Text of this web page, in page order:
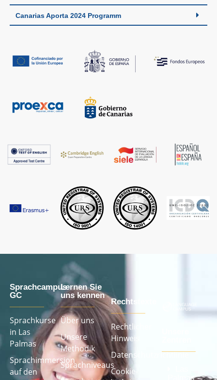
Canarias Aporta 2024 Programm
Sprachcampus
GC
Sprachkurse
in Las
Palmas
Sprachimmersion
auf den
Lernen Sie
uns kennen
Über uns
Unsere
Methodik
Sprachniveaus
Rechtstexte
Rechtlicher
Hinweis
Datenschutzrichtlinie
Cookie-
Palmas -